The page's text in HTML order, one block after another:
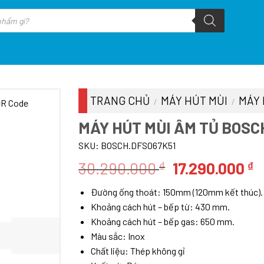
TRANG CHỦ / MÁY HÚT MÙI / MÁY
MÁY HÚT MÙI ÂM TỦ
SKU: BOSCH.DFS067K51
30.290.000₫ Giá
là:
30.290.000 ₫.
17.290.000 ₫
tại
Đường ống thoát: 150mm (120mm kết thúc).
Khoảng cách hút – bếp từ: 430 mm.
Khoảng cách hút – bếp gas: 650 mm.
Màu sắc: Inox
Chất liệu: Thép không gỉ